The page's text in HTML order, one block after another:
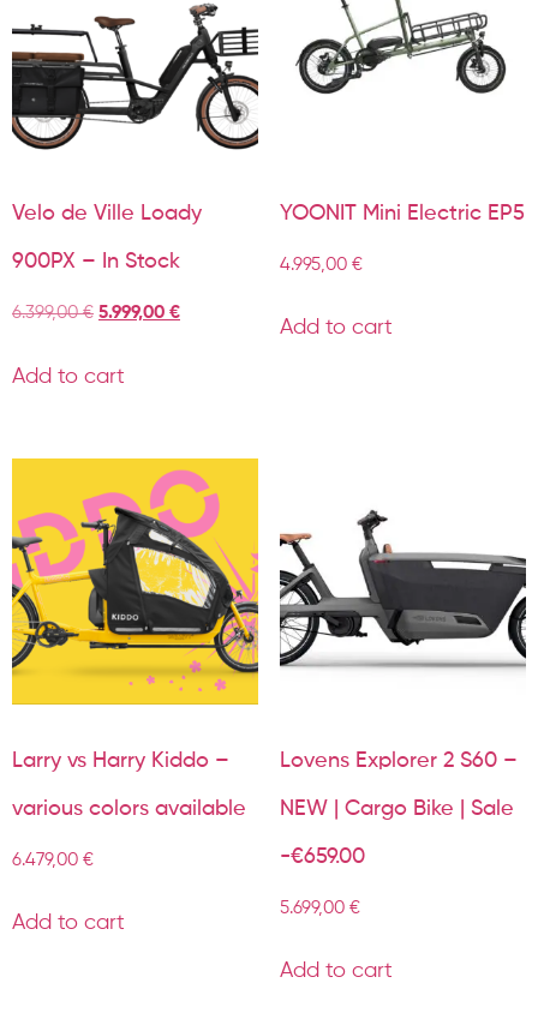
Velo de Ville Loady
900PX – In Stock
6.399,00€ 5.999,00 €
Add to cart
YOONIT Mini Electric EP5
4.995,00 €
Add to cart
Larry vs Harry Kiddo –
various colors available
6.479,00 €
Add to cart
Lovens Explorer 2 S60 –
NEW | Cargo Bike | Sale
-€659.00
5.699,00 €
Add to cart